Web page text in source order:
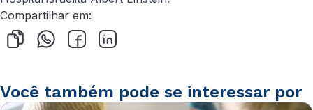
Compartilhar em:
Você também pode se interessar por